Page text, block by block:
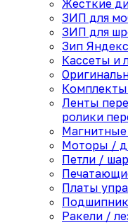
Жесткие
ЗИП для
ЗИП для
Зип
Кассеты и
Ленты
ролики
Магнитные
Моторы /
Петли /
Платы
Ракели /